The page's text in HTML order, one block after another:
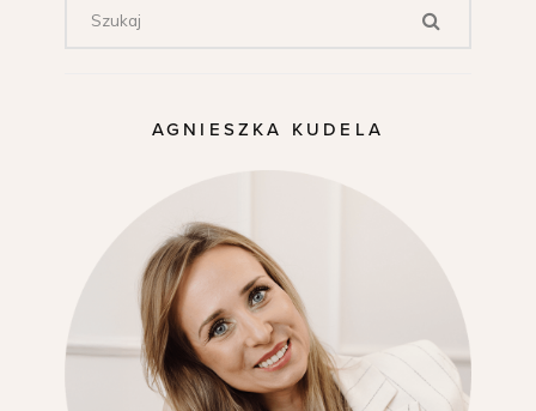
AGNIESZKA KUDELA